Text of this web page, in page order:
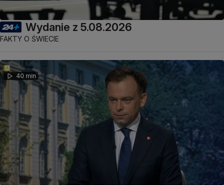
Wydanie z 5.08.2026
FAKTY O ŚWIECIE
40 min